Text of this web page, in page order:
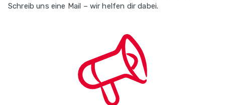
Schreib uns eine Mail – wir helfen dir dabei.